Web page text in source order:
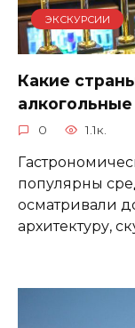
ЭКСКУРСИИ
Какие
0 1.1к.
популярны
осматривали
архитектуру,